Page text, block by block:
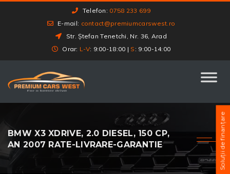
Telefon: 0758 233 699
E-mail: contact@premiumcarswest.ro
Str. Ștefan Tenetchi, Nr. 36, Arad
Orar: L-V: 9:00-18:00 | S : 9:00-14:00
BMW X3 XDRIVE, 2.0 DIESEL, 150 CP,
AN 2007 RATE-LIVRARE-GARANTIE
Soluții de finanțare